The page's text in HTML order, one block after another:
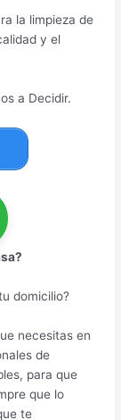
la limpieza de
y el
a Decidir.
domicilio?
necesitas en
de
para que
que lo
te